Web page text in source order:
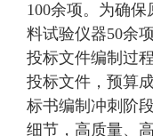
100余项。为确
料试验仪器50余
投标文件编制过
投标文件，预算
标书编制冲刺阶
细节，高质量、